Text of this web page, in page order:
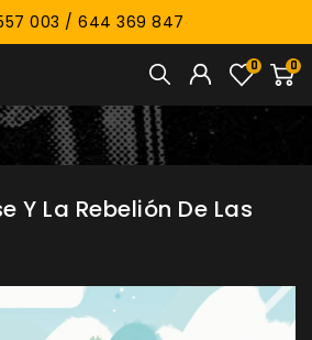
003 / 644 369 847
0
0
Y La Rebelión De Las